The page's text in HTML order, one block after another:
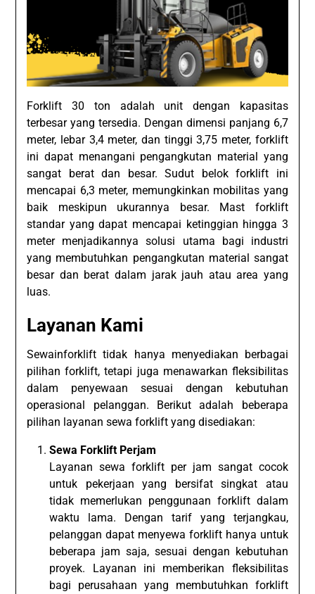
Forklift 30 ton adalah unit dengan kapasitas
terbesar yang tersedia. Dengan dimensi panjang 6,7
meter, lebar 3,4 meter, dan tinggi 3,75 meter, forklift
ini dapat menangani pengangkutan material yang
sangat berat dan besar. Sudut belok forklift ini
mencapai 6,3 meter, memungkinkan mobilitas yang
baik meskipun ukurannya besar. Mast forklift
standar yang dapat mencapai ketinggian hingga 3
meter menjadikannya solusi utama bagi industri
yang membutuhkan pengangkutan material sangat
besar dan berat dalam jarak jauh atau area yang
luas.
Layanan Kami
Sewainforklift tidak hanya menyediakan berbagai
pilihan forklift, tetapi juga menawarkan fleksibilitas
dalam penyewaan sesuai dengan kebutuhan
operasional pelanggan. Berikut adalah beberapa
pilihan layanan sewa forklift yang disediakan:
Sewa Forklift Perjam
Layanan sewa forklift per jam sangat cocok
untuk pekerjaan yang bersifat singkat atau
tidak memerlukan penggunaan forklift dalam
waktu lama. Dengan tarif yang terjangkau,
pelanggan dapat menyewa forklift hanya untuk
beberapa jam saja, sesuai dengan kebutuhan
proyek. Layanan ini memberikan fleksibilitas
bagi perusahaan yang membutuhkan forklift